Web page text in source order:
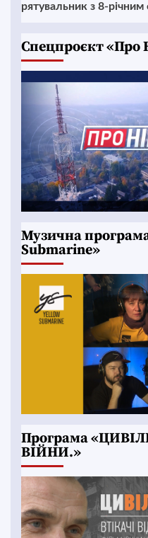
рятувальник з 8-
Cпецпроєкт «Про
Музична
Submarine»
Програма
ВІЙНИ.»